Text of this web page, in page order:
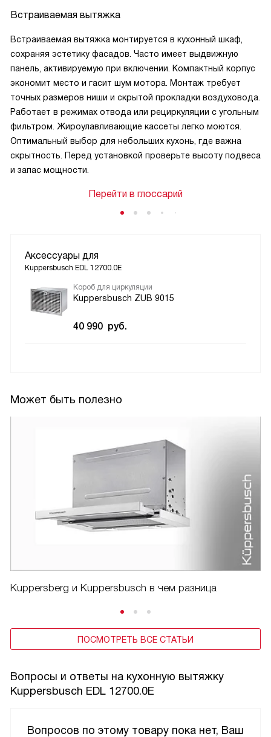
Встраиваемая вытяжка
Встраиваемая вытяжка монтируется в кухонный шкаф,
сохраняя эстетику фасадов. Часто имеет выдвижную
панель, активируемую при включении. Компактный корпус
экономит место и гасит шум мотора. Монтаж требует
точных размеров ниши и скрытой прокладки воздуховода.
Работает в режимах отвода или рециркуляции с угольным
фильтром. Жироулавливающие кассеты легко моются.
Оптимальный выбор для небольших кухонь, где важна
скрытность. Перед установкой проверьте высоту подвеса
и запас мощности.
Перейти в глоссарий
Аксессуары для
Kuppersbusch EDL 12700.0E
Короб для циркуляции
Kuppersbusch ZUB 9015
40 990 руб.
Может быть полезно
Kuppersberg и Kuppersbusch в чем разница
ПОСМОТРЕТЬ ВСЕ СТАТЬИ
Вопросы и ответы на кухонную вытяжку
Kuppersbusch EDL 12700.0E
Вопросов по этому товару пока нет, Ваш